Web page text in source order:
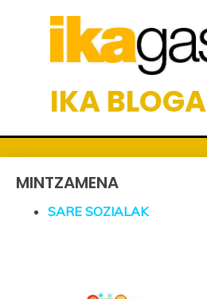
IKA BLOGA
MINTZAMENA
SARE SOZIALAK